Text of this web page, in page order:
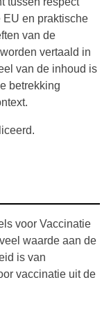
EU en praktische
van de
vertaald in
van de inhoud is
betrekking
voor Vaccinatie
waarde aan de
is van
vaccinatie uit de